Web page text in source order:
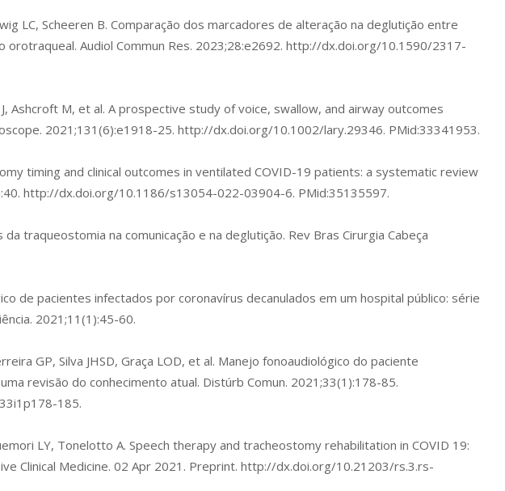
LC, Scheeren B. Comparação dos marcadores de alteração na deglutição entre
Audiol Commun Res. 2023;28:e2692. http://dx.doi.org/10.1590/2317-
J, Ashcroft M, et al. A prospective study of voice, swallow, and airway outcomes
2021;131(6):e1918-25. http://dx.doi.org/10.1002/lary.29346. PMid:33341953.
timing and clinical outcomes in ventilated COVID-19 patients: a systematic review
http://dx.doi.org/10.1186/s13054-022-03904-6. PMid:35135597.
traqueostomia na comunicação e na deglutição. Rev Bras Cirurgia Cabeça
de pacientes infectados por coronavírus decanulados em um hospital público: série
2021;11(1):45-60.
GP, Silva JHSD, Graça LOD, et al. Manejo fonoaudiológico do paciente
revisão do conhecimento atual. Distúrb Comun. 2021;33(1):178-85.
185.
LY, Tonelotto A. Speech therapy and tracheostomy rehabilitation in COVID 19:
Clinical Medicine. 02 Apr 2021. Preprint. http://dx.doi.org/10.21203/rs.3.rs-